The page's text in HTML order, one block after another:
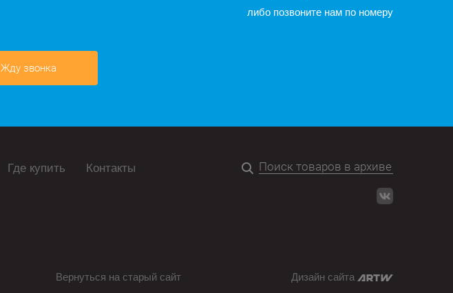
либо позвоните нам по номеру
Жду звонка
Где купить Контакты
Вернуться на старый сайт Дизайн сайта